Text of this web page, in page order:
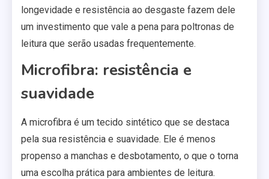
longevidade e resistência ao desgaste fazem dele
um investimento que vale a pena para poltronas de
leitura que serão usadas frequentemente.
Microfibra: resistência e
suavidade
A microfibra é um tecido sintético que se destaca
pela sua resistência e suavidade. Ele é menos
propenso a manchas e desbotamento, o que o torna
uma escolha prática para ambientes de leitura.